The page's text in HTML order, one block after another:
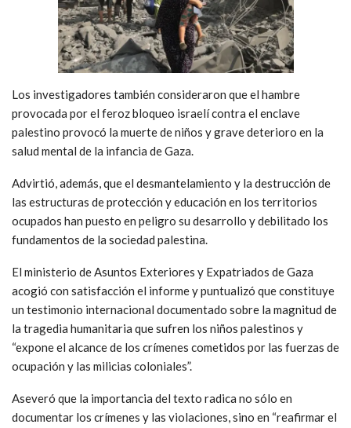
Los investigadores también consideraron que el hambre
provocada por el feroz bloqueo israelí contra el enclave
palestino provocó la muerte de niños y grave deterioro en la
salud mental de la infancia de Gaza.
Advirtió, además, que el desmantelamiento y la destrucción de
las estructuras de protección y educación en los territorios
ocupados han puesto en peligro su desarrollo y debilitado los
fundamentos de la sociedad palestina.
El ministerio de Asuntos Exteriores y Expatriados de Gaza
acogió con satisfacción el informe y puntualizó que constituye
un testimonio internacional documentado sobre la magnitud de
la tragedia humanitaria que sufren los niños palestinos y
“expone el alcance de los crímenes cometidos por las fuerzas de
ocupación y las milicias coloniales”.
Aseveró que la importancia del texto radica no sólo en
documentar los crímenes y las violaciones, sino en “reafirmar el